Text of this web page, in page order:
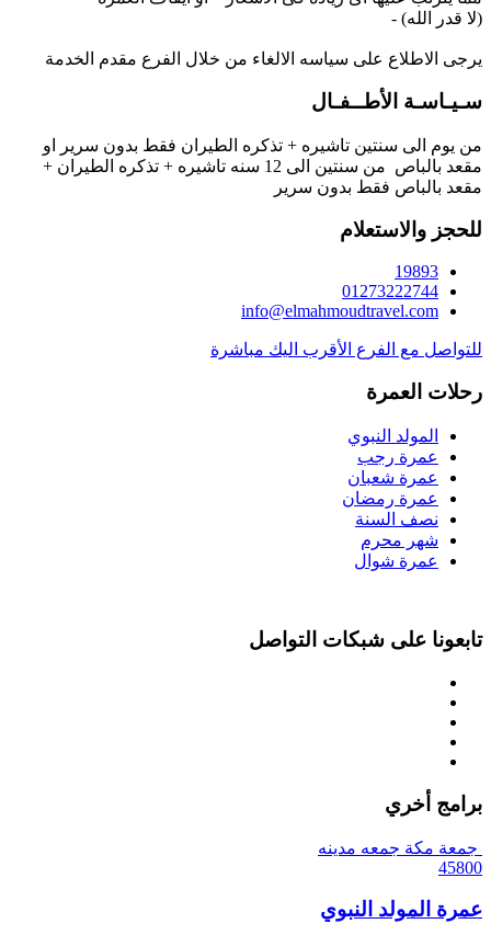
يرجى الاطلاع على سياسه الالغاء من خلال الفرع مقدم الخدمة
سـيـاسـة الأطــفـال
من يوم الى سنتين تاشيره + تذكره الطيران فقط بدون سرير او
مقعد بالباص  من سنتين الى 12 سنه تاشيره + تذكره الطيران +
مقعد بالباص فقط بدون سرير
للحجز والاستعلام
19893
01273222744
info@elmahmoudtravel.com
للتواصل مع الفرع الأقرب اليك مباشرة
رحلات العمرة
المولد النبوي
عمرة رجب
عمرة شعبان
عمرة رمضان
نصف السنة
شهر محرم
عمرة شوال
تابعونا على شبكات التواصل
برامج أخري
جمعة مكة جمعه مدينه
45800
عمرة المولد النبوي